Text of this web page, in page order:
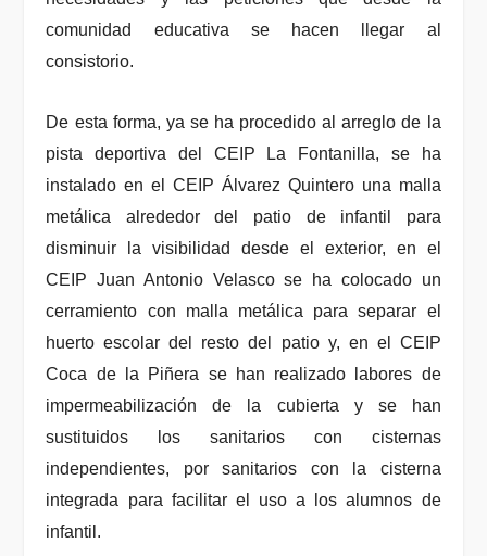
comunidad educativa se hacen llegar al
consistorio.
De esta forma, ya se ha procedido al arreglo de la
pista deportiva del CEIP La Fontanilla, se ha
instalado en el CEIP Álvarez Quintero una malla
metálica alrededor del patio de infantil para
disminuir la visibilidad desde el exterior, en el
CEIP Juan Antonio Velasco se ha colocado un
cerramiento con malla metálica para separar el
huerto escolar del resto del patio y, en el CEIP
Coca de la Piñera se han realizado labores de
impermeabilización de la cubierta y se han
sustituidos los sanitarios con cisternas
independientes, por sanitarios con la cisterna
integrada para facilitar el uso a los alumnos de
infantil.